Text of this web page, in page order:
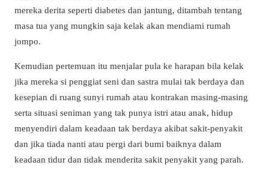
mereka derita seperti diabetes dan jantung, ditambah tentang
masa tua yang mungkin saja kelak akan mendiami rumah
jompo.
Kemudian pertemuan itu menjalar pula ke harapan bila kelak
jika mereka si penggiat seni dan sastra mulai tak berdaya dan
kesepian di ruang sunyi rumah atau kontrakan masing-masing
serta situasi seniman yang tak punya istri atau anak, hidup
menyendiri dalam keadaan tak berdaya akibat sakit-penyakit
dan jika tiada nanti atau pergi dari bumi baiknya dalam
keadaan tidur dan tidak menderita sakit penyakit yang parah.